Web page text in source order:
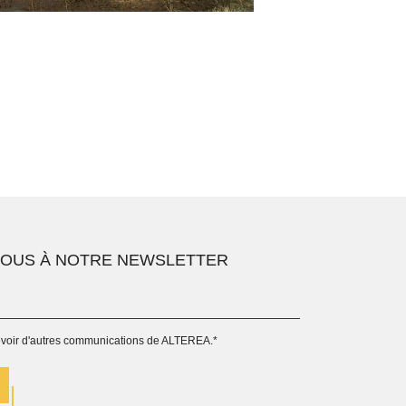
À NOTRE NEWSLETTER
d'autres communications de ALTEREA.*